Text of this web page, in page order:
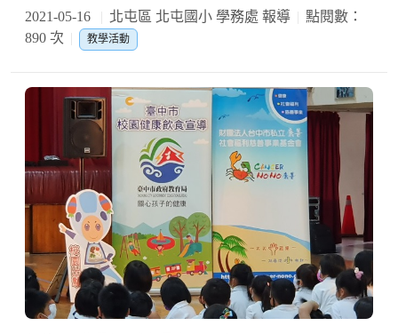
2021-05-16 北屯區 北屯國小 學務處 報導
點閱數：
890 次
教學活動